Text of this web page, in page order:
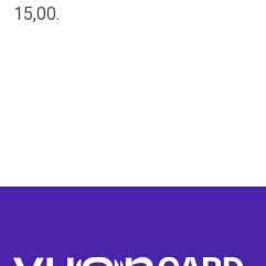
15,00.